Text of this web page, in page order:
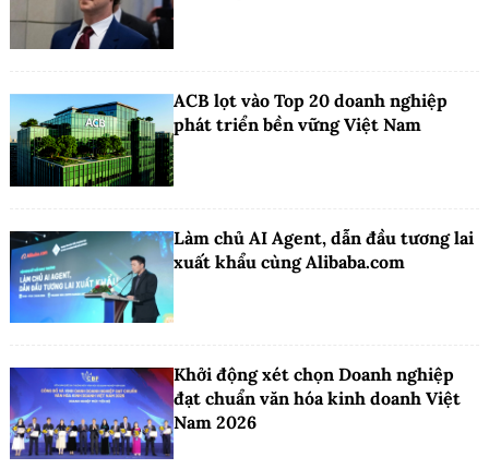
ACB lọt vào Top 20 doanh nghiệp
phát triển bền vững Việt Nam
Làm chủ AI Agent, dẫn đầu tương lai
xuất khẩu cùng Alibaba.com
Khởi động xét chọn Doanh nghiệp
đạt chuẩn văn hóa kinh doanh Việt
Nam 2026